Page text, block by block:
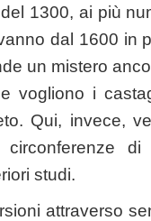
1300, ai più
dal 1600 in
un mistero
vogliono i
Qui, invece,
studi.
attraverso